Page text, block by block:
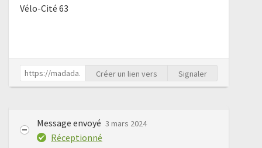
Vélo-Cité 63
Créer un lien vers Signaler
Message envoyé 3 mars 2024
Réceptionné